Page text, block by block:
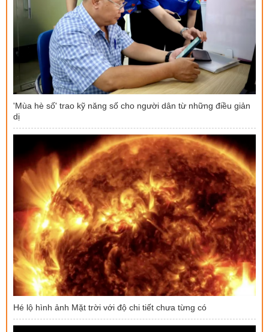
'Mùa hè số' trao kỹ năng số cho người dân từ những điều giản
dị
Hé lộ hình ảnh Mặt trời với độ chi tiết chưa từng có